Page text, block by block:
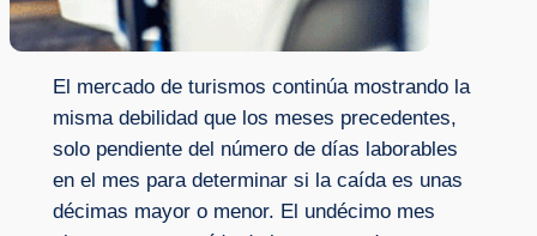
El mercado de turismos continúa mostrando la
misma debilidad que los meses precedentes,
solo pendiente del número de días laborables
en el mes para determinar si la caída es unas
décimas mayor o menor. El undécimo mes